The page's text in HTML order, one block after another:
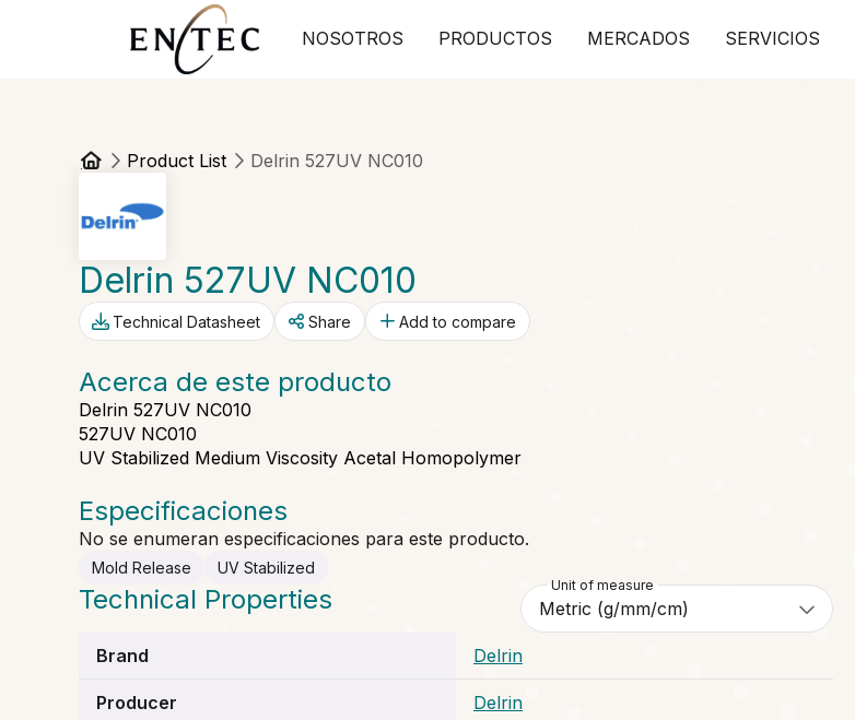
NOSOTROS PRODUCTOS MERCADOS SERVICIOS
Product List Delrin 527UV NC010
Delrin 527UV NC010
Technical Datasheet Share Add to compare
Acerca de este producto
Delrin 527UV NC010
527UV NC010
UV Stabilized Medium Viscosity Acetal Homopolymer
Especificaciones
No se enumeran especificaciones para este producto.
Mold Release UV Stabilized
Technical Properties Unit of measure
Brand Delrin
Producer Delrin